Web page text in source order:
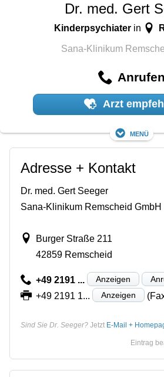
Dr. med. Gert
Kinderpsychiater in
Sana-Klinikum
Anrufen
Arzt
Menü
Adresse + Kontakt
Dr. med. Gert Seeger
Sana-Klinikum Remscheid GmbH
Burger Straße 211
42859 Remscheid
+49 2191 ... Anzeigen
+49 2191 1... Anzeigen
Sind Sie Dr. Seeger? Jetzt E-Mail +
Eintrag